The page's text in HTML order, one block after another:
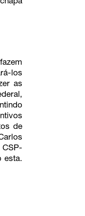
los
as
de
esta.